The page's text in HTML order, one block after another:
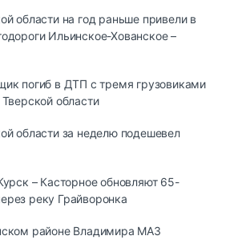
области на год раньше привели в
Ильинское-Хованское –
погиб в ДТП с тремя грузовиками
области
области за неделю подешевел
– Касторное обновляют 65-
реку Грайворонка
районе Владимира МАЗ